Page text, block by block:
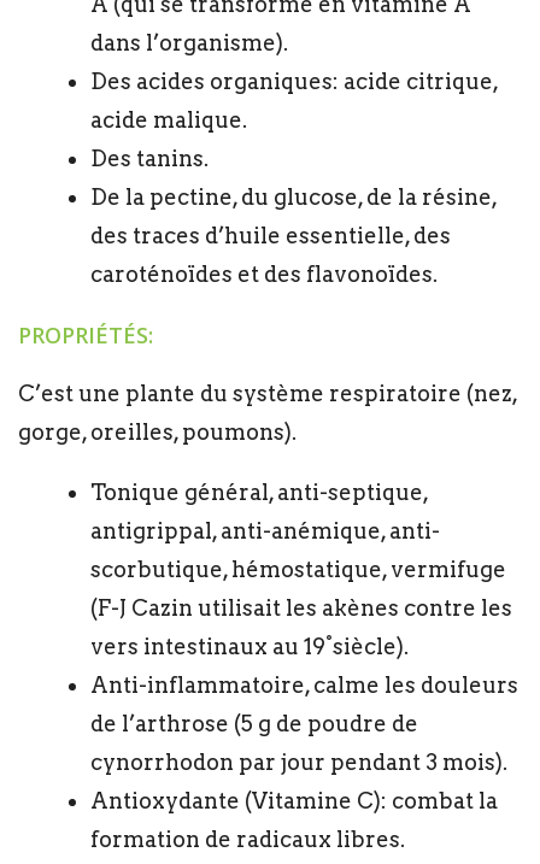
dans l’organisme).
Des acides organiques: acide citrique,
acide malique.
Des tanins.
De la pectine, du glucose, de la résine,
des traces d’huile essentielle, des
caroténoïdes et des flavonoïdes.
PROPRIÉTÉS:
C’est une plante du système respiratoire (nez,
gorge, oreilles, poumons).
Tonique général, anti-septique,
antigrippal, anti-anémique, anti-
scorbutique, hémostatique, vermifuge
(F-J Cazin utilisait les akènes contre les
vers intestinaux au 19°siècle).
Anti-inflammatoire, calme les douleurs
de l’arthrose (5 g de poudre de
cynorrhodon par jour pendant 3 mois).
Antioxydante (Vitamine C): combat la
formation de radicaux libres.